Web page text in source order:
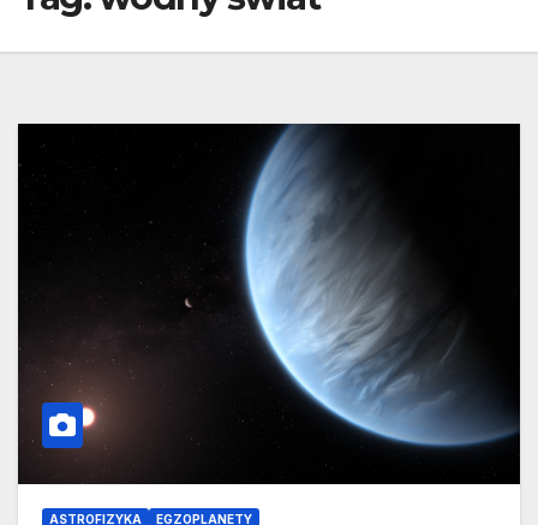
ASTROFIZYKA EGZOPLANETY